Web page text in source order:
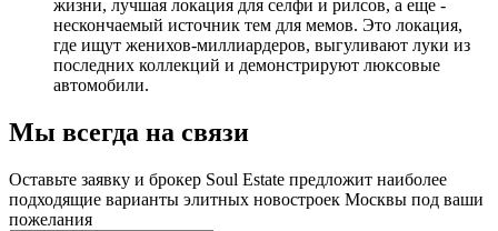
жизни, лучшая локация для селфи и рилсов, а еще -
нескончаемый источник тем для мемов. Это локация,
где ищут женихов-миллиардеров, выгуливают луки из
последних коллекций и демонстрируют люксовые
автомобили.
Мы всегда на связи
Оставьте заявку и брокер Soul Estate предложит наиболее
подходящие варианты элитных новостроек Москвы под ваши
пожелания